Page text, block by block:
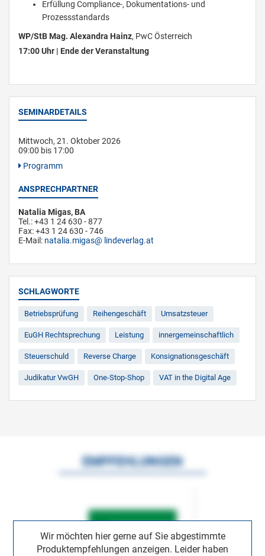
Erfüllung Compliance-, Dokumentations- und
Prozessstandards
WP/StB Mag. Alexandra Hainz, PwC Österreich
17:00 Uhr | Ende der Veranstaltung
SEMINARDETAILS
Mittwoch, 21. Oktober 2026
09:00 bis 17:00
Programm
ANSPRECHPARTNER
Natalia Migas, BA
Tel.: +43 1 24 630 - 877
Fax: +43 1 24 630 - 746
E-Mail: natalia.migas lindeverlag.at
SCHLAGWORTE
Betriebsprüfung Reihengeschäft Umsatzsteuer
EuGH Rechtsprechung Leistung innergemeinschaftlich
Steuerschuld Reverse Charge Konsignationsgeschäft
Judikatur VwGH One-Stop-Shop VAT in the Digital Age
Wir möchten hier gerne auf Sie abgestimmte
Produktempfehlungen anzeigen. Leider haben
EMPFEHLUNGEN